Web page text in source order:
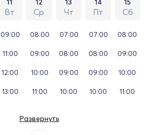
Вт Ср Чт Пт Сб
09:00
11:00
12:00
13:00
08:00
09:00
10:00
11:00
07:00
08:00
09:00
10:00
07:00
08:00
09:00
10:00
08:00
09:00
10:00
11:00
Развернуть